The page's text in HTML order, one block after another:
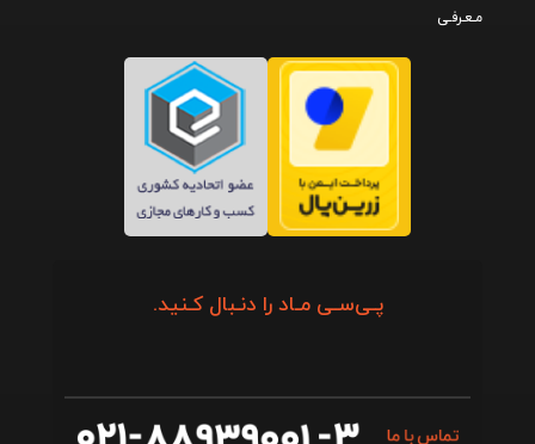
مـعـرفـی
پـی‌سـی مـاد را دنـبال کـنید.